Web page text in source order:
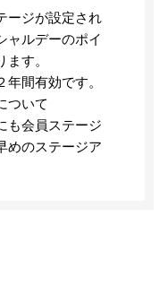
ージが設定され
ャルデーのポイ
す。
間有効です。
ついて
も会員ステージ
めのステージア